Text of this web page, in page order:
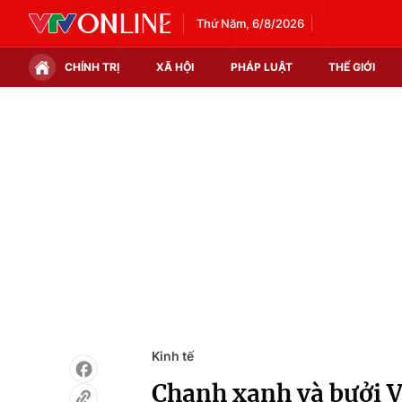
Thứ Năm, 6/8/2026
CHÍNH TRỊ XÃ HỘI PHÁP LUẬT THẾ GIỚI
Kinh tế
Chanh xanh và bưởi